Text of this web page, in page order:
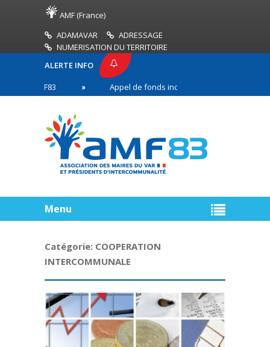
AMF (France)
ADAMAVAR
ADRESSAGE
NUMERISATION DU TERRITOIRE
ALERTE INFO
Appel de fonds incendies de forêt
première ligne
Menu
Catégorie: COOPERATION
INTERCOMMUNALE